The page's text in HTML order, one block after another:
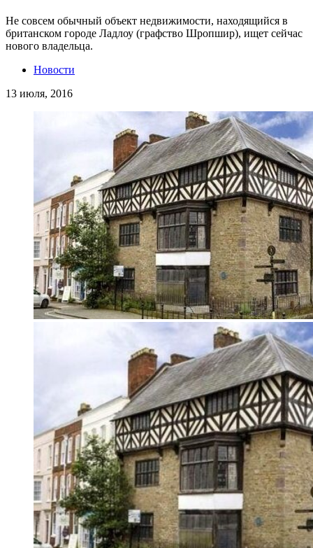
Не совсем обычный объект недвижимости, находящийся в
британском городе Ладлоу (графство Шропшир), ищет сейчас
нового владельца.
Новости
13 июля, 2016